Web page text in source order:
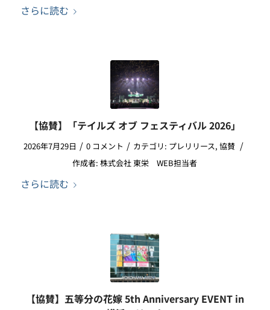
さらに読む
【協賛】「テイルズ オブ フェスティバル 2026」
2026年7月29日 / 0 コメント / カテゴリ: プレリリース, 協賛 /
作成者:株式会社 東栄 WEB担当者
さらに読む
【協賛】五等分の花嫁 5th Anniversary EVENT in